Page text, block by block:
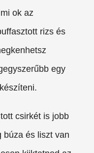
ok az
rizs és
egy
csirkét is jobb
búza és liszt van